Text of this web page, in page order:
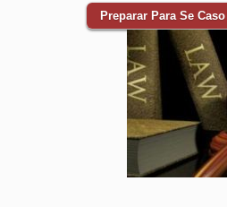
Preparar Para Se